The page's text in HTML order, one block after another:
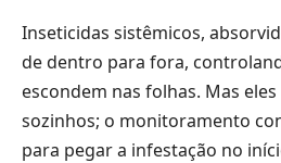
Inseticidas sistêmicos,
de dentro para fora,
escondem nas folhas. Mas
sozinhos; o monitoramento
para pegar a infestação no